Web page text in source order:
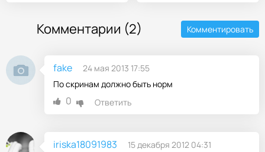
Комментарии (2) Комментировать
fake
24 мая 2013 17:55
По скринам должно быть норм
0 Ответить
iriska18091983
15 декабря 2012 04:31